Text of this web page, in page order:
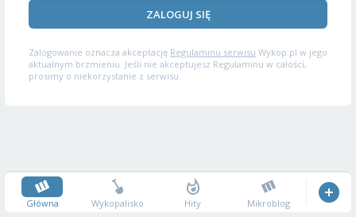
ZALOGUJ SIĘ
Zalogowanie oznacza akceptację Regulaminu serwisu Wykop.pl w jego
aktualnym brzmieniu. Jeśli nie akceptujesz Regulaminu w całości,
prosimy o niekorzystanie z serwisu.
Główna Wykopalisko Hity Mikroblog